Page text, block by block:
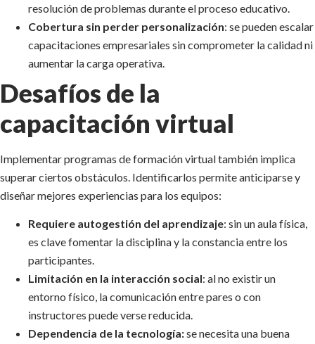
resolución de problemas durante el proceso educativo.
Cobertura sin perder personalización: se pueden escalar
capacitaciones empresariales sin comprometer la calidad ni
aumentar la carga operativa.
Desafíos de la
capacitación virtual
Implementar programas de formación virtual también implica
superar ciertos obstáculos. Identificarlos permite anticiparse y
diseñar mejores experiencias para los equipos:
Requiere autogestión del aprendizaje: sin un aula física,
es clave fomentar la disciplina y la constancia entre los
participantes.
Limitación en la interacción social: al no existir un
entorno físico, la comunicación entre pares o con
instructores puede verse reducida.
Dependencia de la tecnología:se necesita una buena